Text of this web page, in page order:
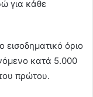
για κάθε
εισοδηματικό όριο
κατά 5.000
πρώτου.